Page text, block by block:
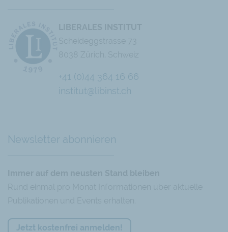
Chatbot
+41 (0)44 364 16 66
institut@libinst.ch
Newsletter abonnieren
Jetzt kostenfrei anmelden!